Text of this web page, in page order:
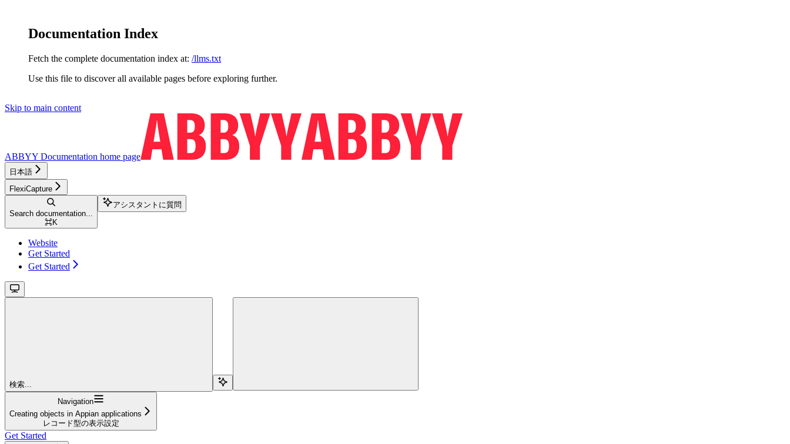
Documentation Index
Fetch the complete documentation index at: /llms.txt
Use this file to discover all available pages before exploring further.
Skip to main content
ABBYY Documentation home page
日本語
FlexiCapture
Search documentation...
⌘K
アシスタントに質問
Website
Get Started
Get Started
検索...
Navigation
Creating objects in Appian applications
レコード型の表示設定
Get Started